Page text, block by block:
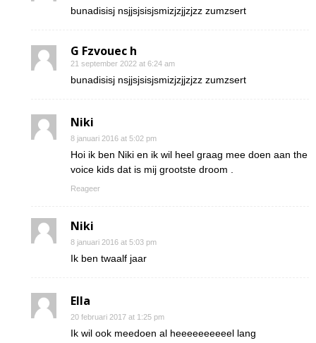
bunadisisj nsjjsjsisjsmizjzjjzjzz zumzsert
G Fzvouec h
21 september 2022 at 6:24 am
bunadisisj nsjjsjsisjsmizjzjjzjzz zumzsert
Niki
8 januari 2016 at 5:02 pm
Hoi ik ben Niki en ik wil heel graag mee doen aan the
voice kids dat is mij grootste droom .
Reageer
Niki
8 januari 2016 at 5:03 pm
Ik ben twaalf jaar
Ella
20 februari 2017 at 1:25 pm
Ik wil ook meedoen al heeeeeeeeeel lang